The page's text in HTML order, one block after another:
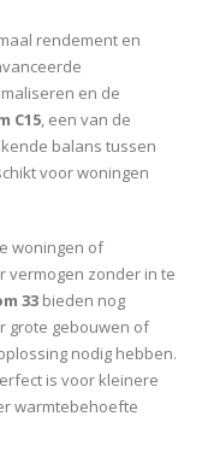
rendement en
en de
C15, een van de
balans tussen
voor woningen
woningen of
vermogen zonder in te
33 bieden nog
grote gebouwen of
nodig hebben.
is voor kleinere
warmtebehoefte